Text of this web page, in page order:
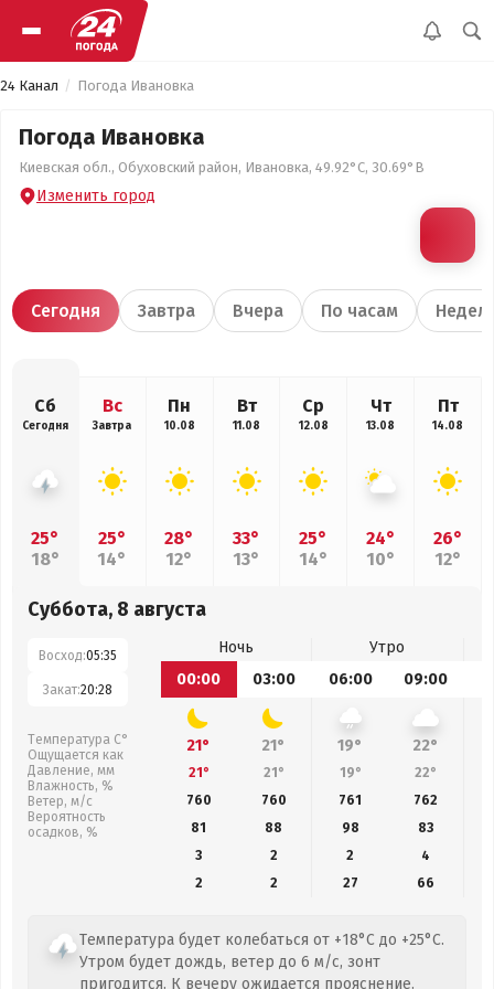
24 Канал Погода Ивановка
Погода Ивановка
Киевская обл., Обуховский район, Ивановка, 49.92°С, 30.69°В
Изменить город
Сегодня Завтра Вчера По часам
Сб
Сегодня
25°
18°
Вс
Завтра
25°
14°
Пн
10.08
28°
12°
Вт
11.08
33°
13°
Ср
12.08
25°
14°
Чт
13.08
24°
10°
Пт
14.08
26°
12°
Суббота, 8 августа
Восход:05:35
Закат:20:28
Температура С°
Ощущается как
Давление, мм
Влажность, %
Ветер, м/с
Вероятность
осадков, %
Ночь
Утро
00:00
03:00 06:00 09:00
21° 21° 19° 22°
21° 21° 19° 22°
760
760 761 762
81
88 98
83
3
2 2
4
2
2 27 66
Температура будет колебаться от +18°C до +25°C.
Утром будет дождь, ветер до 6 м/с, зонт
пригодится. К вечеру ожидается прояснение.